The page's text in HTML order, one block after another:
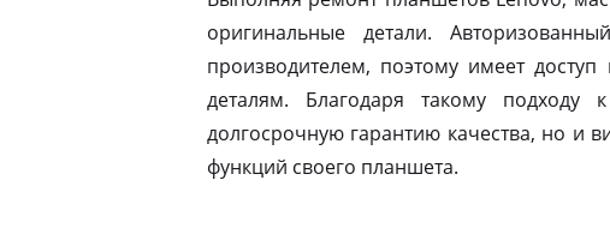
оригинальные детали.
производителем, поэтому имеет
деталям. Благодаря такому
долгосрочную гарантию качества, но и
функций своего планшета.